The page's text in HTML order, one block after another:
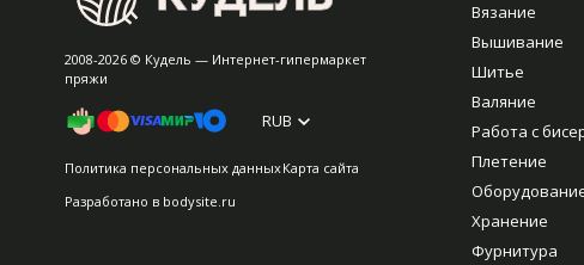
2008-2026 © Кудель — Интернет-гипермаркет
пряжи
RUB
Политика персональных данныхКарта сайта
Разработано в bodysite.ru
Вязание
Вышивание
Шитье
Валяние
Работа с
Плетение
Хранение
Фурнитура